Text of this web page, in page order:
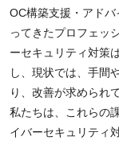
OC構築支援・アド
ってきたプロフェッ
ーセキュリティ対策
し、現状では、手間
り、改善が求められ
私たちは、これらの
イバーセキュリティ